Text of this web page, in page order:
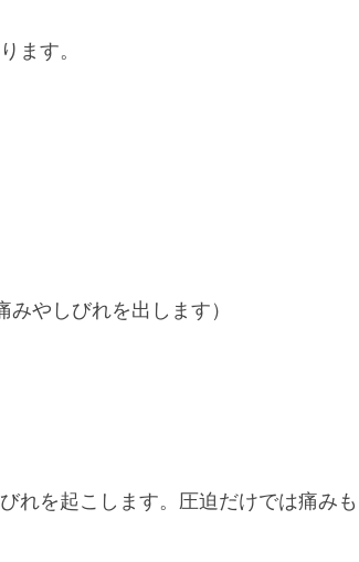
ます。
みやしびれを出します）
れを起こします。圧迫だけでは痛みも